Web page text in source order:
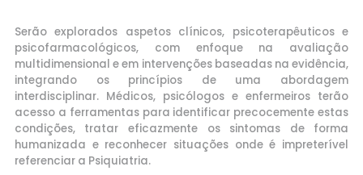
Serão explorados aspetos clínicos, psicoterapêuticos e
psicofarmacológicos, com enfoque na avaliação
multidimensional e em intervenções baseadas na evidência,
integrando os princípios de uma abordagem
interdisciplinar. Médicos, psicólogos e enfermeiros terão
acesso a ferramentas para identificar precocemente estas
condições, tratar eficazmente os sintomas de forma
humanizada e reconhecer situações onde é impreterível
referenciar a Psiquiatria.